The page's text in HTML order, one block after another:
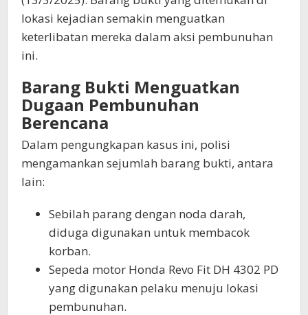
lokasi kejadian semakin menguatkan
keterlibatan mereka dalam aksi pembunuhan
ini.
Barang Bukti Menguatkan
Dugaan Pembunuhan
Berencana
Dalam pengungkapan kasus ini, polisi
mengamankan sejumlah barang bukti, antara
lain:
Sebilah parang dengan noda darah,
diduga digunakan untuk membacok
korban.
Sepeda motor Honda Revo Fit DH 4302 PD
yang digunakan pelaku menuju lokasi
pembunuhan.